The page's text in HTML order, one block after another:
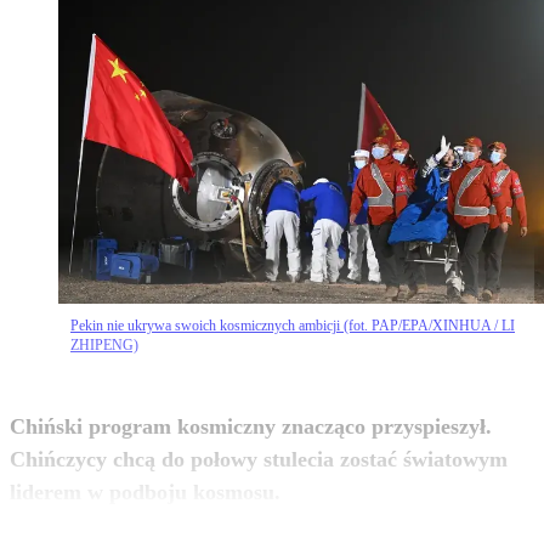
Pekin nie ukrywa swoich kosmicznych ambicji (fot. PAP/EPA/XINHUA / LI
ZHIPENG)
Chiński program kosmiczny znacząco przyspieszył.
Chińczycy chcą do połowy stulecia zostać światowym
zobacz więcej